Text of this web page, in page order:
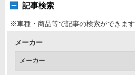
記事検索
※車種・商品等で記事の検索ができます
メーカー